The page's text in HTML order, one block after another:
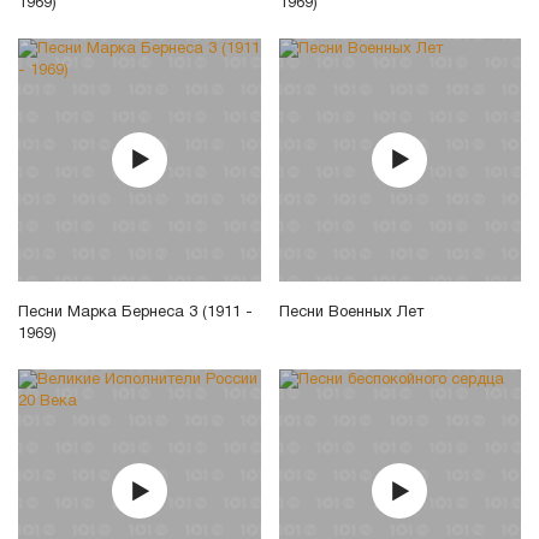
1969) 1969)
Песни Марка Бернеса 3 (1911 -
1969)
Песни Военных Лет